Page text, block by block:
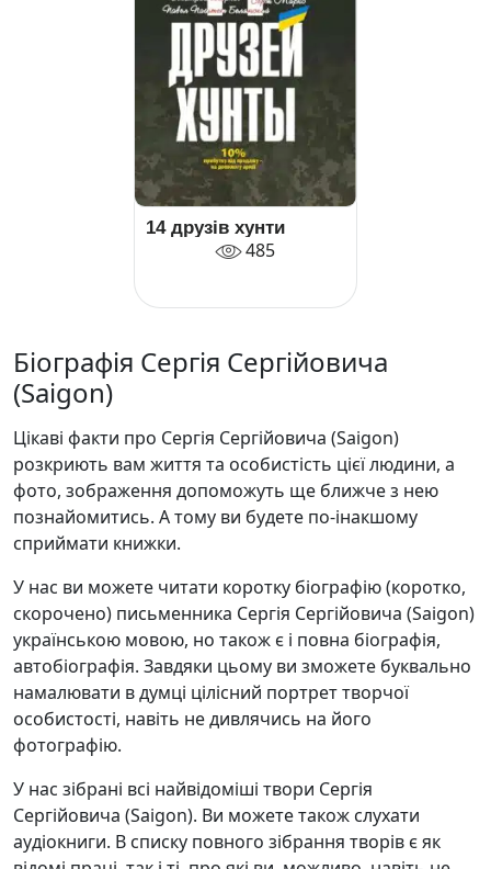
14 друзів хунти
485
Біографія Сергія Сергійовича
(Saigon)
Цікаві факти про Сергія Сергійовича (Saigon)
розкриють вам життя та особистість цієї людини, а
фото, зображення допоможуть ще ближче з нею
познайомитись. А тому ви будете по-інакшому
сприймати книжки.
У нас ви можете читати коротку біографію (коротко,
скорочено) письменника Сергія Сергійовича (Saigon)
українською мовою, но також є і повна біографія,
автобіографія. Завдяки цьому ви зможете буквально
намалювати в думці цілісний портрет творчої
особистості, навіть не дивлячись на його
фотографію.
У нас зібрані всі найвідоміші твори Сергія
Сергійовича (Saigon). Ви можете також слухати
аудіокниги. В списку повного зібрання творів є як